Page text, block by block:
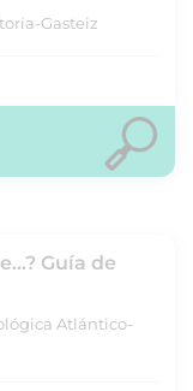
Gasteiz
Guía de
Atlántico-